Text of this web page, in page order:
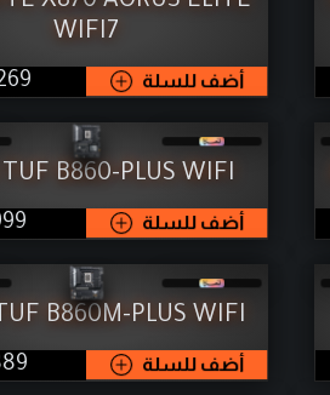
WIFI7
أضف للسلة
TUF B860-PLUS WIFI
أضف للسلة
B860M-PLUS WIFI
أضف للسلة